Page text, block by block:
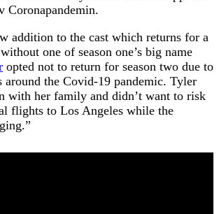
Coronapandemin.
addition to the cast which returns for a
one of season one’s big name
opted not to return for season two due to
around the Covid-19 pandemic. Tyler
with her family and didn’t want to risk
flights to Los Angeles while the